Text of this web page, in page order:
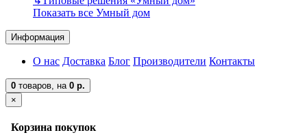
Показать все Умный дом
Информация
О нас Доставка Блог Производители Контакты
0 товаров, на 0 р.
×
Корзина покупок